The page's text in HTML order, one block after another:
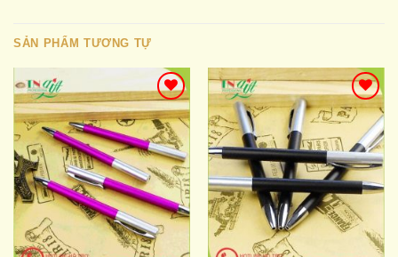
SẢN PHẨM TƯƠNG TỰ
Add to
wishlist
Add to
wishlist